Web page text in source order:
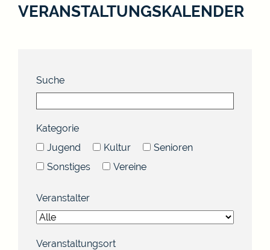
VERANSTALTUNGSKALENDER
Suche
Kategorie
Jugend
Kultur
Senioren
Sonstiges
Vereine
Veranstalter
Veranstaltungsort